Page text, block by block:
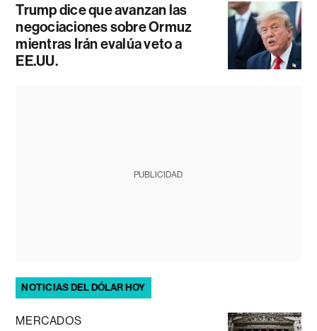
Trump dice que avanzan las
negociaciones sobre Ormuz
mientras Irán evalúa veto a
EE.UU.
PUBLICIDAD
NOTICIAS DEL DÓLAR HOY
MERCADOS